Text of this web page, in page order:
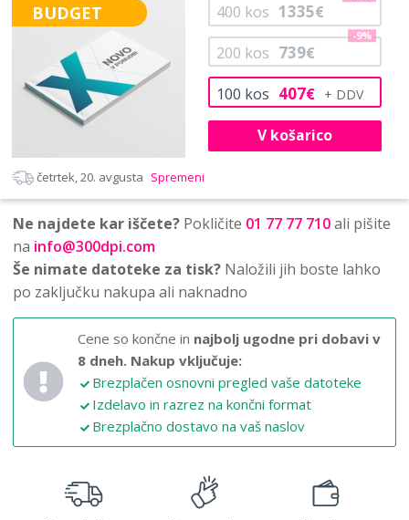
BUDGET
100 kos 407€
200 kos 739€
-9%
400 kos 1335€
V košarico
četrtek, 20. avgusta Spremeni
Ne najdete kar iščete? Pokličite 01 77 77 710ali pišite
na info@300dpi.com
Še nimate datoteke za tisk? Naložili jih boste lahko
po zaključku nakupa ali naknadno
Cene so končne in najbolj ugodne pri dobavi v
8 dneh. Nakup vključuje:
Brezplačen osnovni pregled vaše datoteke
Izdelavo in razrez na končni format
Brezplačno dostavo na vaš naslov